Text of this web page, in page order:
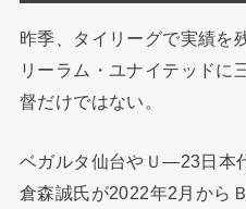
昨季、タイリーグで実績を
リーラム・ユナイテッドに
督だけではない。
ベガルタ仙台やＵ―23日本
倉森誠氏が2022年2月から